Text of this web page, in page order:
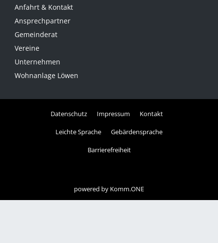
Anfahrt & Kontakt
Ansprechpartner
Gemeinderat
Vereine
Unternehmen
Wohnanlage Löwen
Datenschutz Impressum Kontakt
Leichte Sprache Gebärdensprache
Barrierefreiheit
powered by Komm.ONE